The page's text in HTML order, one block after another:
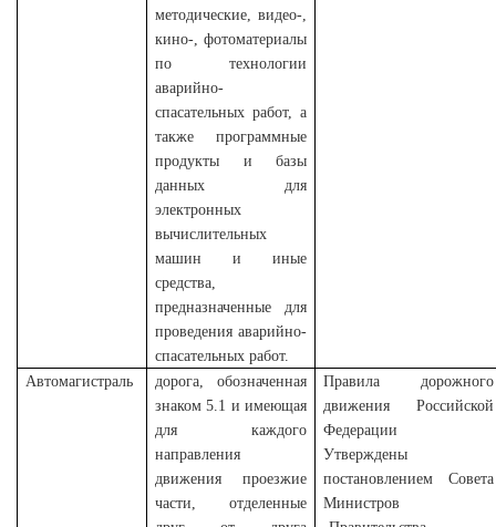
методические, видео-,
кино-, фотоматериалы
по технологии
аварийно-
спасательных работ, а
также программные
продукты и базы
данных для
электронных
вычислительных
машин и иные
средства,
предназначенные для
проведения аварийно-
спасательных работ.
Автомагистраль
дорога, обозначенная
знаком 5.1 и имеющая
для каждого
направления
движения проезжие
части, отделенные
Правила дорожного
движения Российской
Федерации
Утверждены
постановлением Совета
Министров